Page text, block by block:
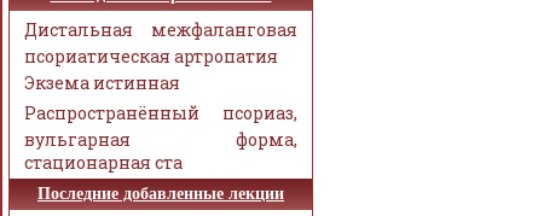
Дистальная межфаланговая
псориатическая артропатия
Экзема истинная
Распространённый псориаз,
вульгарная форма,
стационарная ста
Последние добавленные лекции